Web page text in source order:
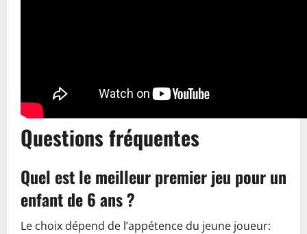
Questions fréquentes
Quel est le meilleur premier jeu pour un
enfant de 6 ans ?
Le choix dépend de l’appétence du jeune joueur: